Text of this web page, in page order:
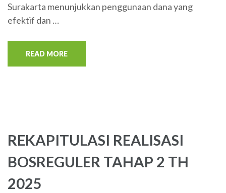
Surakarta menunjukkan penggunaan dana yang
efektif dan …
READ MORE
REKAPITULASI REALISASI
BOSREGULER TAHAP 2 TH
2025